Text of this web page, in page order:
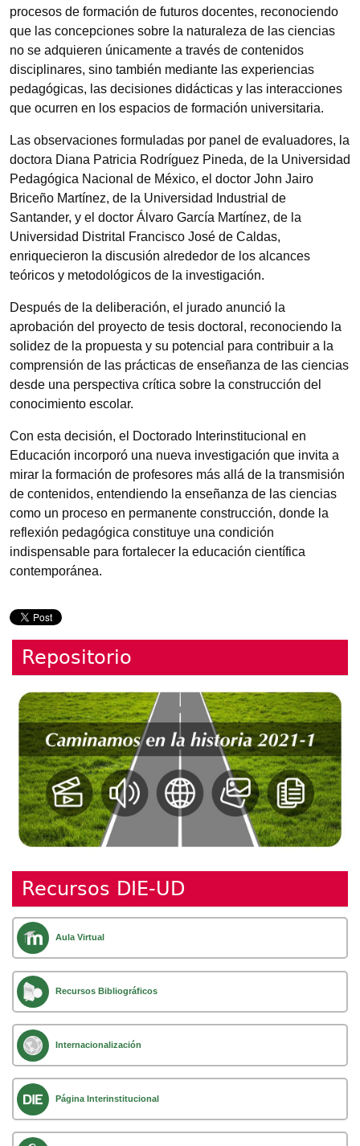
procesos de formación de futuros docentes, reconociendo
que las concepciones sobre la naturaleza de las ciencias
no se adquieren únicamente a través de contenidos
disciplinares, sino también mediante las experiencias
pedagógicas, las decisiones didácticas y las interacciones
que ocurren en los espacios de formación universitaria.
Las observaciones formuladas por panel de evaluadores, la
doctora Diana Patricia Rodríguez Pineda, de la Universidad
Pedagógica Nacional de México, el doctor John Jairo
Briceño Martínez, de la Universidad Industrial de
Santander, y el doctor Álvaro García Martínez, de la
Universidad Distrital Francisco José de Caldas,
enriquecieron la discusión alrededor de los alcances
teóricos y metodológicos de la investigación.
Después de la deliberación, el jurado anunció la
aprobación del proyecto de tesis doctoral, reconociendo la
solidez de la propuesta y su potencial para contribuir a la
comprensión de las prácticas de enseñanza de las ciencias
desde una perspectiva crítica sobre la construcción del
conocimiento escolar.
Con esta decisión, el Doctorado Interinstitucional en
Educación incorporó una nueva investigación que invita a
mirar la formación de profesores más allá de la transmisión
de contenidos, entendiendo la enseñanza de las ciencias
como un proceso en permanente construcción, donde la
reflexión pedagógica constituye una condición
indispensable para fortalecer la educación científica
contemporánea.
Repositorio
Recursos DIE-UD
Aula Virtual
Recursos Bibliográficos
Internacionalización
Página Interinstitucional